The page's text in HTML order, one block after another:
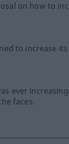
on how to
to increase
ever
faces.